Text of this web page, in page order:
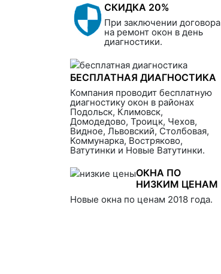
СКИДКА 20%
При заключении договора
на ремонт окон в день
диагностики.
БЕСПЛАТНАЯ ДИАГНОСТИКА
Компания проводит бесплатную
диагностику окон в районах
Подольск, Климовск,
Домодедово, Троицк, Чехов,
Видное, Львовский, Столбовая,
Коммунарка, Востряково,
Ватутинки и Новые Ватутинки.
ОКНА ПО
НИЗКИМ ЦЕНАМ
Новые окна по ценам 2018 года.